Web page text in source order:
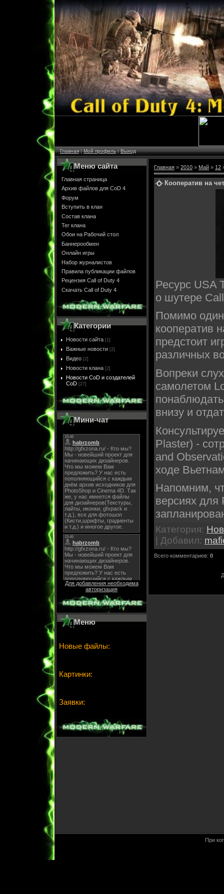
Главная|Мой профиль|Выход
Меню сайта
Главная страница
Архив файлов для CoD 4
Форум
Вступить в клан
Состав клана
Тег клана
Обои на Рабочий стол
Баннерообмен
Онлайн игры
Набор журналистов
Правила публикации файлов
Рецензия Call of Duty 4
Скачать Call of Duty 4
Категории
Новости сайта [1]
Важные новости [2]
Видео [2]
Новости клана [2]
Новости CoD и создателей
CoD [27]
Мини-чат
Для добавления необходима
авторизация
Меню
Новые файлы:
Картинки:
Заявки:
Главная » 2010 » Май » 12
Кооператив на
Ресурс USA
о шутере
Помимо
кооператив
предстоит
различных
Вопреки
самолетом
внизу и
Plaster) -
and
ходе
Напомним,
версиях для
Категория:
| Добавил:
Всего комментариев: 0
При